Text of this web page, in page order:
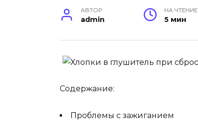
АВТОР
admin
НА ЧТЕНИЕ
5 мин
Содержание:
Проблемы с зажиганием